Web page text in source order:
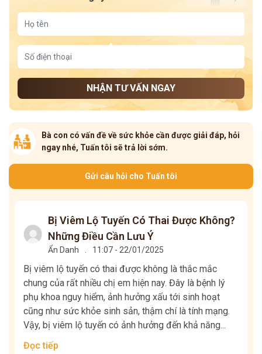
NHẬN TƯ VẤN NGAY
Bà con có vấn đề về sức khỏe cần được giải đáp, hỏi
ngay nhé, Tuấn tôi sẽ trả lời sớm.
Gửi câu hỏi cho Tuấn tôi
Bị Viêm Lộ Tuyến Có Thai Được Không?
Những Điều Cần Lưu Ý
Ẩn Danh 11:07 - 22/01/2025
Bị viêm lộ tuyến có thai được không là thắc mắc
chung của rất nhiều chị em hiện nay. Đây là bệnh lý
phụ khoa nguy hiểm, ảnh hưởng xấu tới sinh hoạt
cũng như sức khỏe sinh sản, thậm chí là tính mạng.
Vậy, bị viêm lộ tuyến có ảnh hưởng đến khả năng...
Đọc tiếp